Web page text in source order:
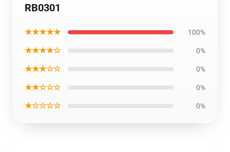
RB0301
★★★★★ 100%
★★★★☆ 0%
★★★☆☆ 0%
★★☆☆☆ 0%
★☆☆☆☆ 0%